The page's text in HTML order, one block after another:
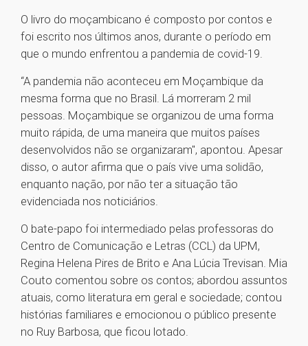
O livro do moçambicano é composto por contos e
foi escrito nos últimos anos, durante o período em
que o mundo enfrentou a pandemia de covid-19.
“A pandemia não aconteceu em Moçambique da
mesma forma que no Brasil. Lá morreram 2 mil
pessoas. Moçambique se organizou de uma forma
muito rápida, de uma maneira que muitos países
desenvolvidos não se organizaram", apontou. Apesar
disso, o autor afirma que o país vive uma solidão,
enquanto nação, por não ter a situação tão
evidenciada nos noticiários.
O bate-papo foi intermediado pelas professoras do
Centro de Comunicação e Letras (CCL) da UPM,
Regina Helena Pires de Brito e Ana Lúcia Trevisan. Mia
Couto comentou sobre os contos; abordou assuntos
atuais, como literatura em geral e sociedade; contou
histórias familiares e emocionou o público presente
no Ruy Barbosa, que ficou lotado.